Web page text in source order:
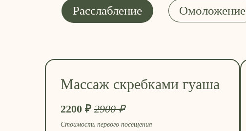
Расслабление Омоложение
Массаж скребками гуаша
2200 ₽ 2900 ₽
Стоимость первого посещения